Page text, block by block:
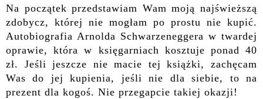
Na początek przedstawiam Wam moją najświeższą
zdobycz, której nie mogłam po prostu nie kupić.
Autobiografia Arnolda Schwarzeneggera w twardej
oprawie, która w księgarniach kosztuje ponad 40
zł. Jeśli jeszcze nie macie tej książki, zachęcam
Was do jej kupienia, jeśli nie dla siebie, to na
prezent dla kogoś. Nie przegapcie takiej okazji!